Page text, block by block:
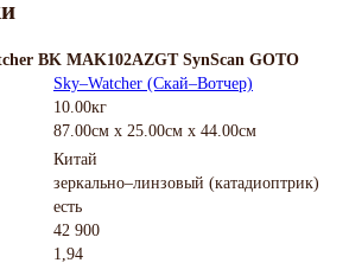
BK MAK102AZGT SynScan GOTO
Sky–Watcher (Скай–Вотчер)
10.00кг
87.00см x 25.00см x 44.00см
Китай
зеркально–линзовый (катадиоптрик)
есть
42 900
1,94